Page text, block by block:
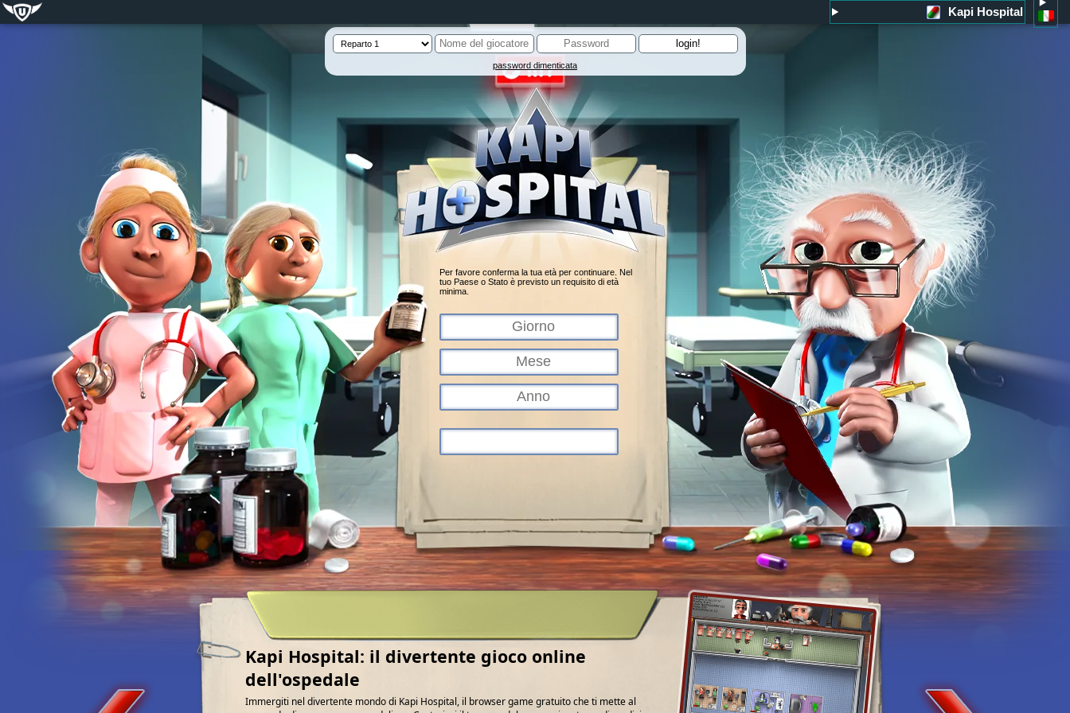
Kapi Hospital
password dimenticata
Per favore conferma la tua età per continuare. Nel
tuo Paese o Stato è previsto un requisito di età
minima.
Kapi Hospital: il divertente gioco online
dell'ospedale
Immergiti nel divertente mondo di Kapi Hospital, il browser game gratuito che ti mette al